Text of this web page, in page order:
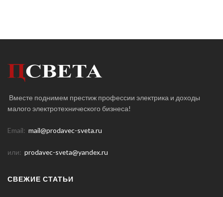
Вместе поднимем престиж профессии электрика и доходы
малого электротехнического бизнеса!
Email: mail@prodavec-sveta.ru
или: prodavec-sveta@yandex.ru
СВЕЖИЕ СТАТЬИ